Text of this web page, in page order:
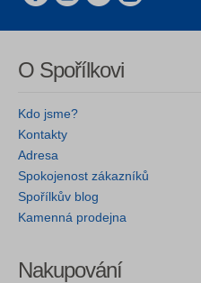
O Spořílkovi
Kdo jsme?
Kontakty
Adresa
Spokojenost zákazníků
Spořílkův blog
Kamenná prodejna
Nakupování